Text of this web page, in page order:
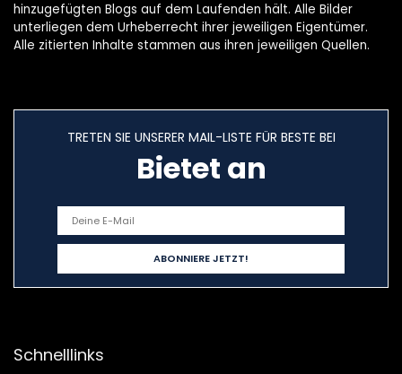
hinzugefügten Blogs auf dem Laufenden hält. Alle Bilder
unterliegen dem Urheberrecht ihrer jeweiligen Eigentümer.
Alle zitierten Inhalte stammen aus ihren jeweiligen Quellen.
TRETEN SIE UNSERER MAIL-LISTE FÜR BESTE BEI
Bietet an
Schnelllinks